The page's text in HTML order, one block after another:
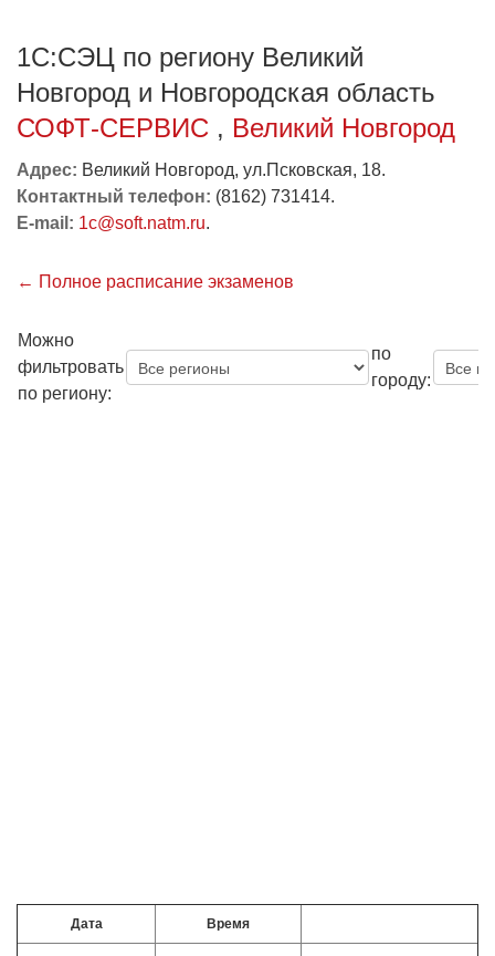
Образовательные программы
1С:Игры
1С:СЭЦ по региону Великий
Новгород и Новгородская область
СОФТ-СЕРВИС , Великий Новгород
Адрес: Великий Новгород, ул.Псковская, 18.
Контактный телефон: (8162) 731414.
E-mail: 1c@soft.natm.ru.
← Полное расписание экзаменов
Можно
фильтровать
по региону:
по
городу:
Дата Время